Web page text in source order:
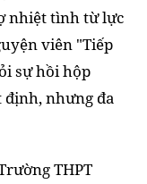
nhiệt tình từ lực
viên "Tiếp
sự hồi hộp
nhưng đa
THPT